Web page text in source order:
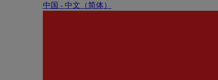
中国 - 中⽂（简体）